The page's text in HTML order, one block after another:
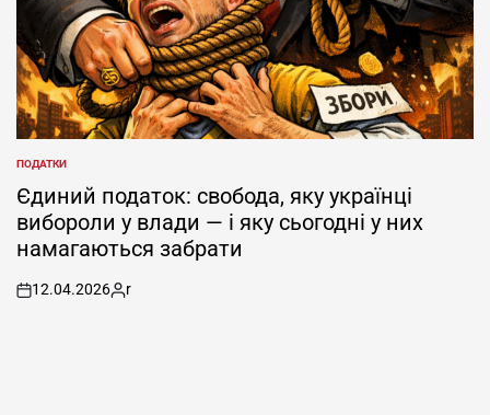
POSTED
IN
ПОДАТКИ
Єдиний податок: свобода, яку українці
вибороли у влади — і яку сьогодні у них
намагаються забрати
on
12.04.2026
Posted
r